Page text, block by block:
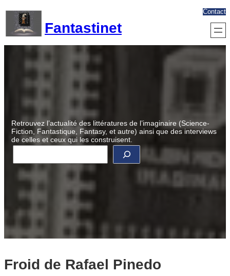
contenu
Fantastinet
Contact
Retrouvez l’actualité des littératures de l’imaginaire (Science-
Fiction, Fantastique, Fantasy, et autre) ainsi que des interviews
de celles et ceux qui les construisent.
R
c
Froid de Rafael Pinedo